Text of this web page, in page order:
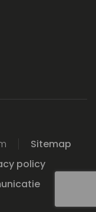
Sitemap
policy